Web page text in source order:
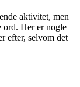
aktivitet, men
ord. Her er nogle
efter, selvom det